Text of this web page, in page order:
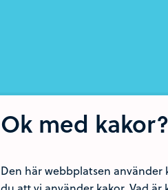
Ok med
Den här webbplatsen